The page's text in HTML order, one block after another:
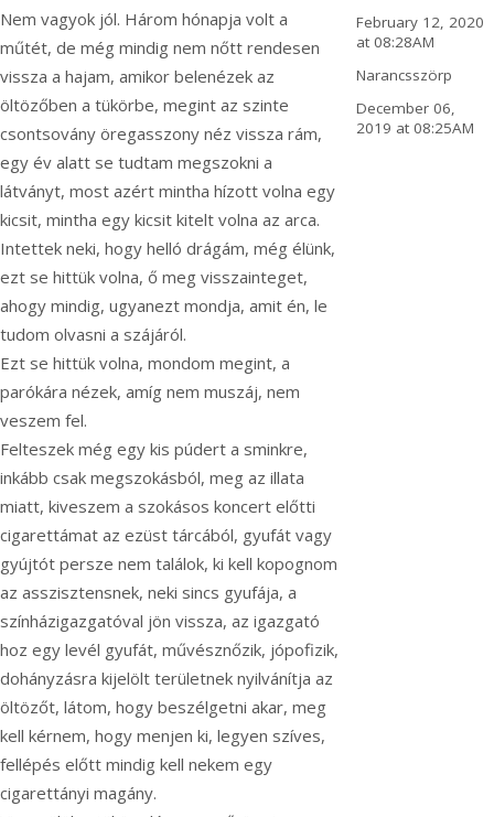
Nem vagyok jól. Három hónapja volt a
műtét, de még mindig nem nőtt rendesen
vissza a hajam, amikor belenézek az
öltözőben a tükörbe, megint az szinte
csontsovány öregasszony néz vissza rám,
egy év alatt se tudtam megszokni a
látványt, most azért mintha hízott volna egy
kicsit, mintha egy kicsit kitelt volna az arca.
Intettek neki, hogy helló drágám, még élünk,
ezt se hittük volna, ő meg visszainteget,
ahogy mindig, ugyanezt mondja, amit én, le
tudom olvasni a szájáról.
Ezt se hittük volna, mondom megint, a
parókára nézek, amíg nem muszáj, nem
veszem fel.
Felteszek még egy kis púdert a sminkre,
inkább csak megszokásból, meg az illata
miatt, kiveszem a szokásos koncert előtti
cigarettámat az ezüst tárcából, gyufát vagy
gyújtót persze nem találok, ki kell kopognom
az asszisztensnek, neki sincs gyufája, a
színházigazgatóval jön vissza, az igazgató
hoz egy levél gyufát, művésznőzik, jópofizik,
dohányzásra kijelölt területnek nyilvánítja az
öltözőt, látom, hogy beszélgetni akar, meg
kell kérnem, hogy menjen ki, legyen szíves,
fellépés előtt mindig kell nekem egy
cigarettányi magány.
February 12, 2020
at 08:28AM
Narancsszörp
December 06,
2019 at 08:25AM